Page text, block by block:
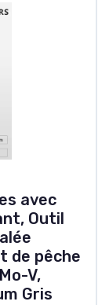
avec
Outil
de pêche
V,
Gris